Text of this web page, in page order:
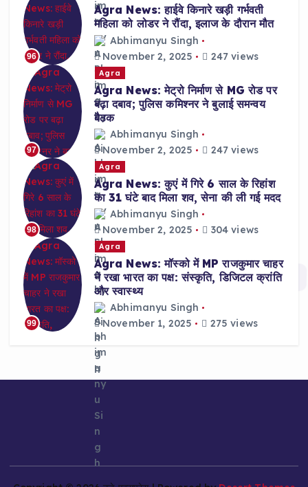
96
Agra News: हाईवे किनारे खड़ी गर्भवती
महिला को लोडर ने रौंदा, इलाज के दौरान मौत
Abhimanyu Singh
November 2, 2025
247 views
97
Agra
Agra News: मेट्रो निर्माण से MG रोड पर
बढ़ा दबाव; पुलिस कमिश्नर ने बुलाई समन्वय
बैठक
Abhimanyu Singh
November 2, 2025
247 views
98
Agra
Agra News: कुएं में गिरे 6 साल के रिहांश
का 31 घंटे बाद मिला शव, सेना की ली गई मदद
Abhimanyu Singh
November 2, 2025
304 views
99
Agra
Agra News: मॉस्को में MP राजकुमार चाहर
ने रखा भारत का पक्ष: संस्कृति, डिजिटल क्रांति
और स्वास्थ्य
Abhimanyu Singh
November 1, 2025
275 views